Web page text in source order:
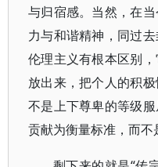
与归宿感。当然，在
力与和谐精神，同过去
伦理主义有根本区别
放出来，把个人的积
不是上下尊卑的等级
贡献为衡量标准，而不